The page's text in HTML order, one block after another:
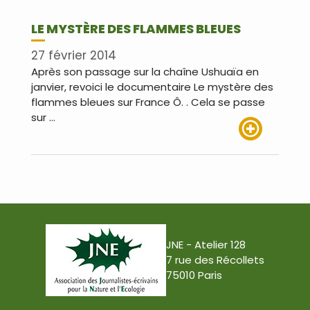
LE MYSTÈRE DES FLAMMES BLEUES
27 février 2014
Après son passage sur la chaîne Ushuaïa en
janvier, revoici le documentaire Le mystère des
flammes bleues sur France Ô. . Cela se passe
sur …
JNE - Atelier 128
7 rue des Récollets
75010 Paris